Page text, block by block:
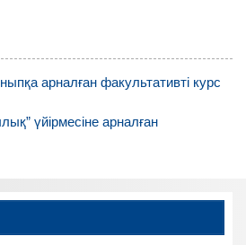
арналған факультативті курс
үйірмесіне арналған